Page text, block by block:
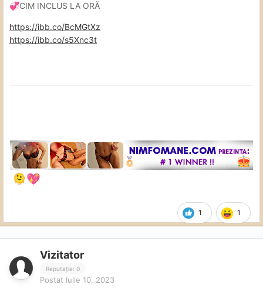
💞CIM INCLUS LA ORĂ
https://ibb.co/BcMGtXz
https://ibb.co/s5Xnc3t
1 1
🫠💖
Vizitator
Reputație: 0
Postat Iulie 10, 2023